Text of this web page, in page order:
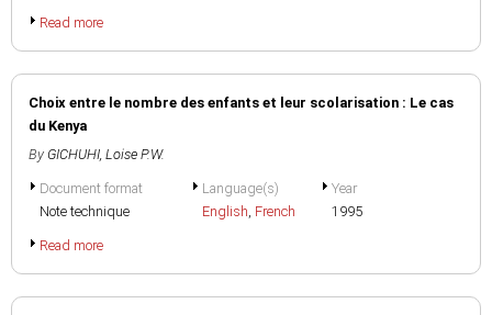
Read more
Choix entre le nombre des enfants et leur scolarisation : Le cas
du Kenya
By GICHUHI, Loise P.W.
Document format
Note technique
Language(s)
English, French
Year
1995
Read more